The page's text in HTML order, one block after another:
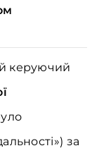
керуючий
за